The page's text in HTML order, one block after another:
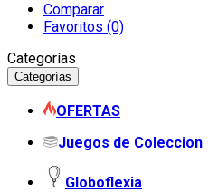
Comparar
Favoritos (0)
Categorías
Categorías
OFERTAS
Juegos de Coleccion
Globoflexia